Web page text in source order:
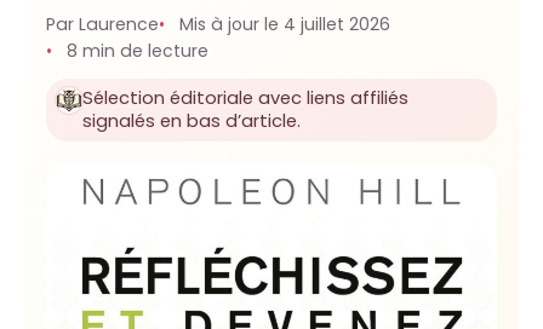
Par Laurence
Mis à jour le 4 juillet 2026
8 min de lecture
Sélection éditoriale avec liens affiliés
signalés en bas d’article.